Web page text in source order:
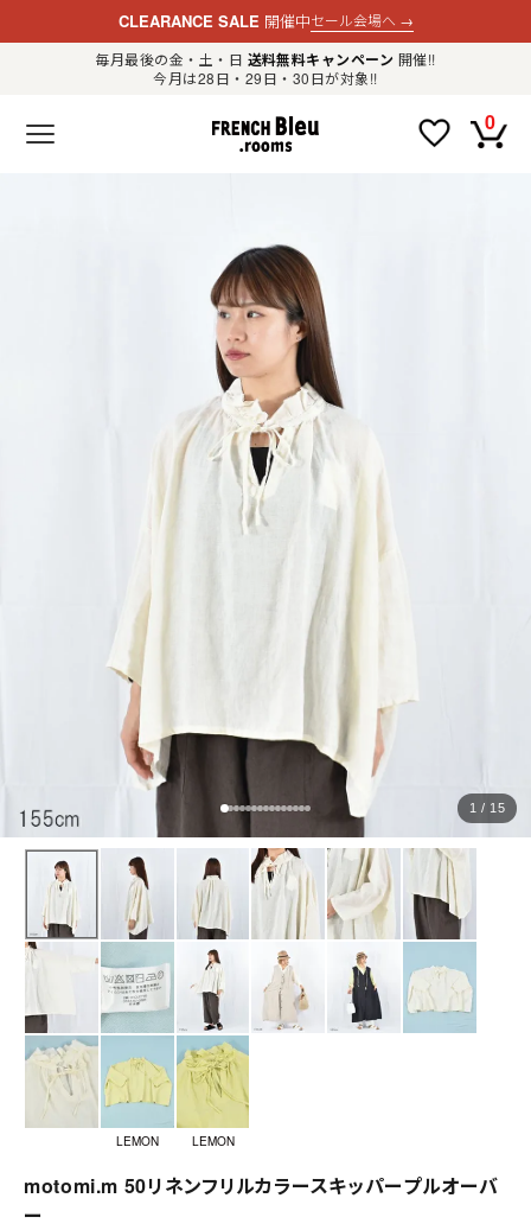
CLEARANCE SALE 開催中セール会場へ →
毎月最後の金・土・日 送料無料キャンペーン 開催!!
今月は28日・29日・30日が対象!!
F
R
.
r
o
o
m
s
公
式
通
販
セ
0
ログイン
FRENCH Bleu ORIGINAL
KISOGAWA BLOG
SHOP NEWS
ログイン
新規会員登録
マイページ
送料について
お支払いについて
店舗情報
1 / 15
LEMON LEMON
motomi.m 50リネンフリルカラースキッパープルオーバ
ー